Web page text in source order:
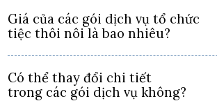
Giá của các gói dịch vụ tổ chức
tiệc thôi nôi là bao nhiêu?
Có thể thay đổi chi tiết
trong các gói dịch vụ không?